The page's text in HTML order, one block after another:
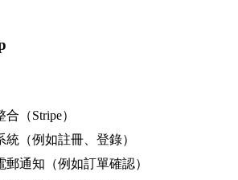
（Stripe）
統（例如註冊、登錄）
郵通知（例如訂單確認）